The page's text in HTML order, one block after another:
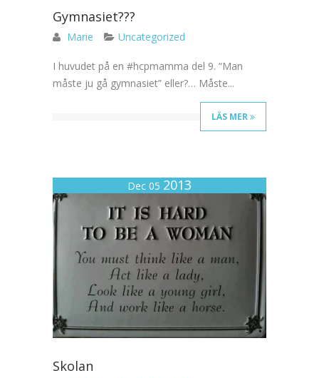
Gymnasiet???
Marie Uncategorized
I huvudet på en #hcpmamma del 9. “Man
måste ju gå gymnasiet” eller?… Måste...
LÄS MER
Dec 05 2013
Skolan